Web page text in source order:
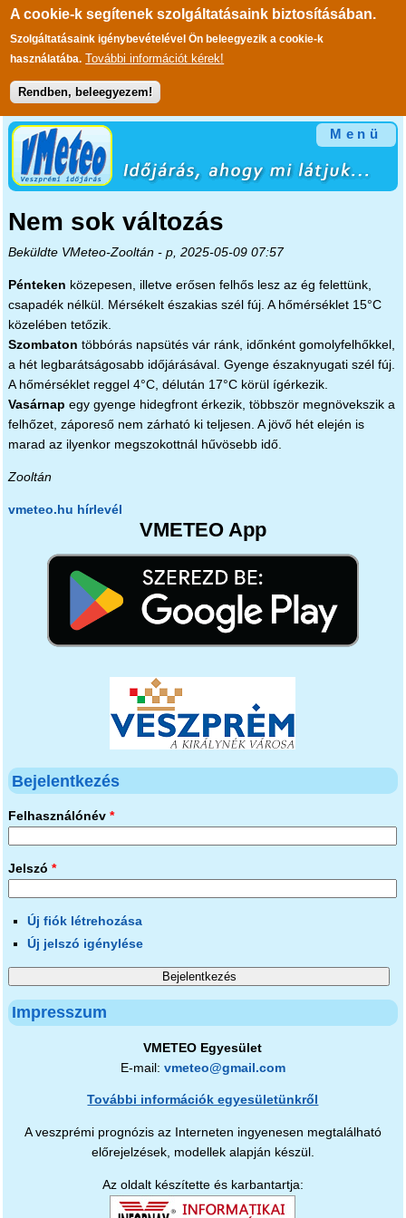
A cookie-k segítenek szolgáltatásaink biztosításában.
Szolgáltatásaink igénybevételével Ön beleegyezik a cookie-k
használatába. További információt kérek!
Rendben, beleegyezem!
Ugrás a tartalomra
Menü
Nem sok változás
Beküldte VMeteo-Zooltán- p, 2025-05-09 07:57
Pénteken közepesen, illetve erősen felhős lesz az ég felettünk,
csapadék nélkül. Mérsékelt északias szél fúj. A hőmérséklet 15°C
közelében tetőzik.
Szombaton többórás napsütés vár ránk, időnként gomolyfelhőkkel,
a hét legbarátságosabb időjárásával. Gyenge északnyugati szél fúj.
A hőmérséklet reggel 4°C, délután 17°C körül ígérkezik.
Vasárnap egy gyenge hidegfront érkezik, többször megnövekszik a
felhőzet, záporeső nem zárható ki teljesen. A jövő hét elején is
marad az ilyenkor megszokottnál hűvösebb idő.
Zooltán
vmeteo.hu hírlevél
VMETEO App
Bejelentkezés
Felhasználónév *
Jelszó *
Új fiók létrehozása
Új jelszó igénylése
Impresszum
VMETEO Egyesület
E-mail: vmeteo@gmail.com
További információk egyesületünkről
A veszprémi prognózis az Interneten ingyenesen megtalálható
előrejelzések, modellek alapján készül.
Az oldalt készítette és karbantartja: